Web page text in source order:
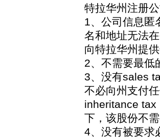
特拉华州注册
1、公司信息匿
名和地址无法
向特拉华州提
2、不需要最低
3、没有sales
不必向州支付
inheritance tax
下，该股份不
4、没有被要求